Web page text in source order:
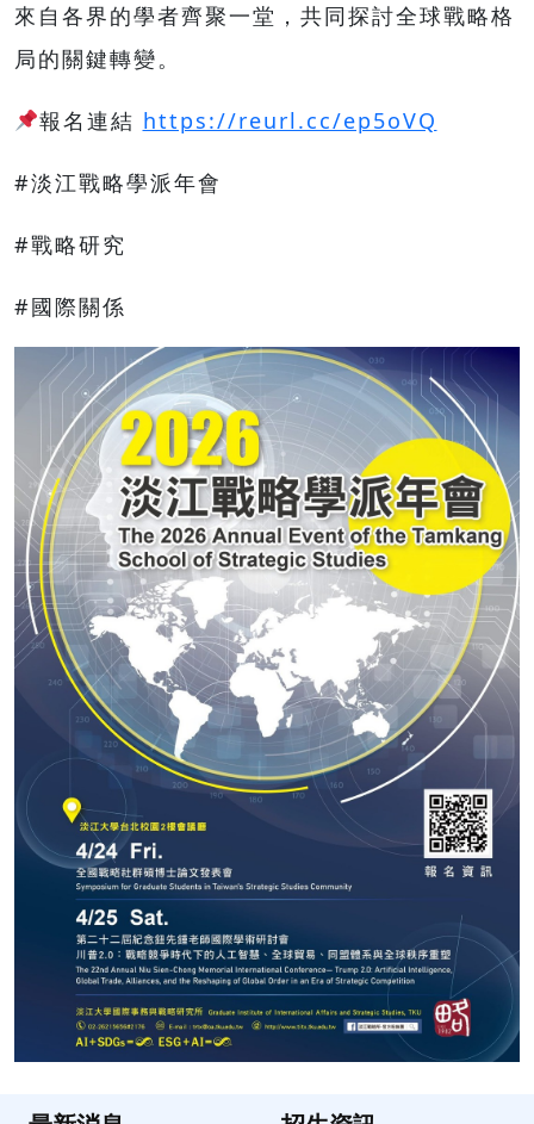
來自各界的學者齊聚一堂，共同探討全球戰略格
局的關鍵轉變。
報名連結 https://reurl.cc/ep5oVQ
#淡江戰略學派年會
#戰略研究
#國際關係